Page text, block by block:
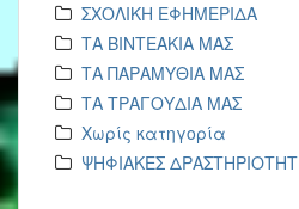
ΣΧΟΛΙΚΗ ΕΦΗΜΕΡΙΔΑ
ΤΑ ΒΙΝΤΕΑΚΙΑ ΜΑΣ
ΤΑ ΠΑΡΑΜΥΘΙΑ ΜΑΣ
ΤΑ ΤΡΑΓΟΥΔΙΑ ΜΑΣ
Χωρίς κατηγορία
ΨΗΦΙΑΚΕΣ